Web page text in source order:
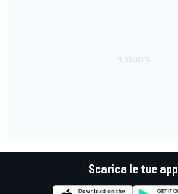
Scarica le tue app